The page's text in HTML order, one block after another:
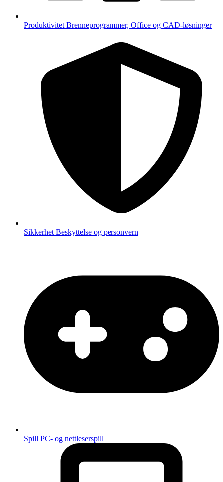
Produktivitet Brenneprogrammer, Office og CAD-løsninger
Sikkerhet Beskyttelse og personvern
Spill PC- og nettleserspill